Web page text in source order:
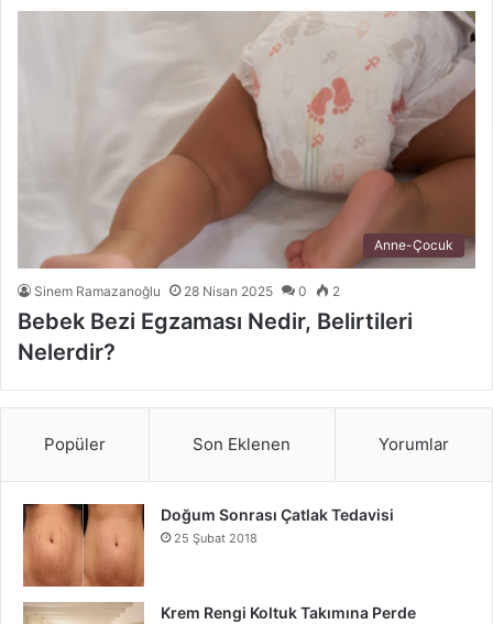
Anne-Çocuk
Sinem Ramazanoğlu 28 Nisan 2025 0 2
Bebek Bezi Egzaması Nedir, Belirtileri
Nelerdir?
Popüler Son Eklenen Yorumlar
Doğum Sonrası Çatlak Tedavisi
25 Şubat 2018
Krem Rengi Koltuk Takımına Perde